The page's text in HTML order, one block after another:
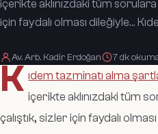
içerikte aklınızdaki tüm
için faydalı olması dileğiyle…
Av. Arb. Kadir Erdoğan 7 dk
K ıdem tazminatı alma
içerikte aklınızdaki tüm
çalıştık, sizler için faydalı